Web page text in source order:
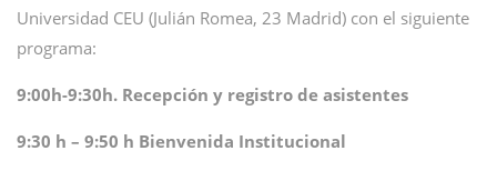
Universidad CEU (Julián Romea, 23 Madrid) con el siguiente
programa:
9:00h-9:30h. Recepción y registro de asistentes
9:30 h – 9:50 h Bienvenida Institucional